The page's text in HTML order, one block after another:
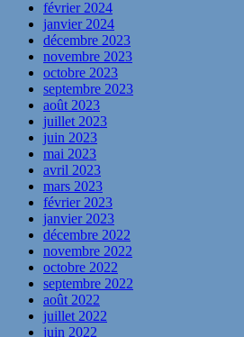
février 2024
janvier 2024
décembre 2023
novembre 2023
octobre 2023
septembre 2023
août 2023
juillet 2023
juin 2023
mai 2023
avril 2023
mars 2023
février 2023
janvier 2023
décembre 2022
novembre 2022
octobre 2022
septembre 2022
août 2022
juillet 2022
juin 2022